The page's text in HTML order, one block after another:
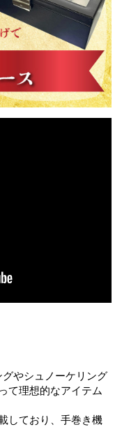
やシュノーケリング
て理想的なアイテム
しており、手巻き機